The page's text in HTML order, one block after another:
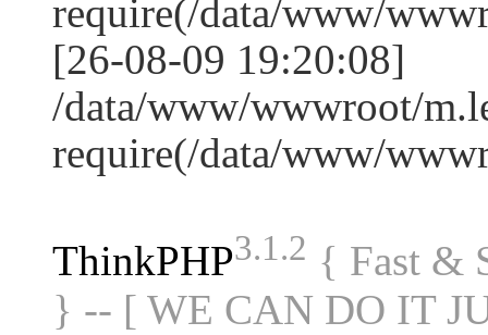
require(/data/www/
[26-08-09 19:20:08]
/data/www/wwwroot/
require(/data/www/
ThinkPHP3.1.2 { Fast &
} -- [ WE CAN DO IT